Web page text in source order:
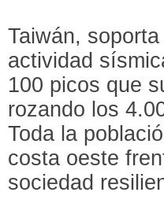
Taiwán,
actividad
100 picos que
rozando los
Toda la
costa oeste
sociedad